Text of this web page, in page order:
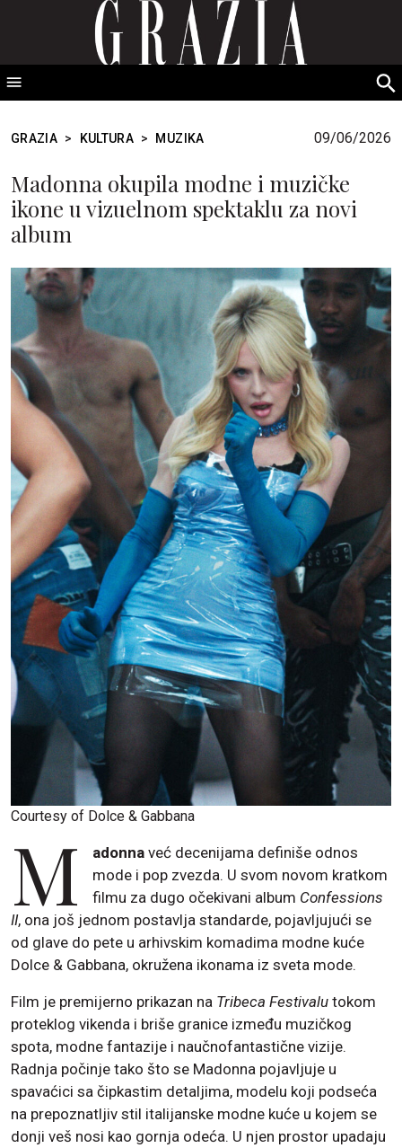
GRAZIA Srbija
GRAZIA > KULTURA > MUZIKA 09/06/2026
Madonna okupila modne i muzičke
ikone u vizuelnom spektaklu za novi
album
Courtesy of Dolce & Gabbana
M adonna već decenijama definiše odnos
mode i pop zvezda. U svom novom kratkom
filmu za dugo očekivani album Confessions
II, ona još jednom postavlja standarde, pojavljujući se
od glave do pete u arhivskim komadima modne kuće
Dolce & Gabbana, okružena ikonama iz sveta mode.
Film je premijerno prikazan na Tribeca Festivalu tokom
proteklog vikenda i briše granice između muzičkog
spota, modne fantazije i naučnofantastične vizije.
Radnja počinje tako što se Madonna pojavljuje u
spavaćici sa čipkastim detaljima, modelu koji podseća
na prepoznatljiv stil italijanske modne kuće u kojem se
donji veš nosi kao gornja odeća. U njen prostor upadaju